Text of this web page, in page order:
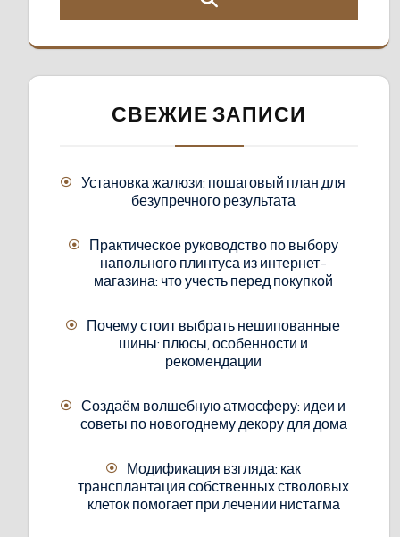
СВЕЖИЕ ЗАПИСИ
Установка жалюзи: пошаговый план для
безупречного результата
Практическое руководство по выбору
напольного плинтуса из интернет-
магазина: что учесть перед покупкой
Почему стоит выбрать нешипованные
шины: плюсы, особенности и
рекомендации
Создаём волшебную атмосферу: идеи и
советы по новогоднему декору для дома
Модификация взгляда: как
трансплантация собственных стволовых
клеток помогает при лечении нистагма